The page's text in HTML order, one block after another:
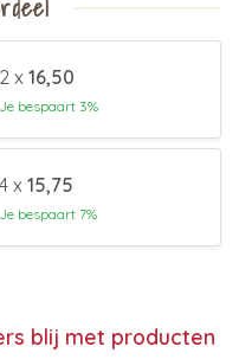
2 x 16,50
Je bespaart 3%
4 x 15,75
Je bespaart 7%
blij met producten